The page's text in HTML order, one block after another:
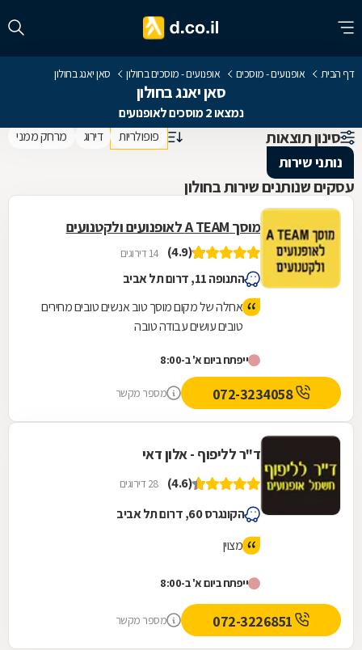
דף הבית אופנועים - מוסכים אופנועים - מוסכים בחולון סאן יאנג בחולון
סאן יאנג בחולון
נמצאו 2 מוסכים לאופנועים
סינון תוצאות פופולריות דירוג מרחק ממני
נותני שירות
עסקים שנותנים שירות בחולון
מוסך A TEAM לאופנועים ולקטנועים
(4.9) 14 דירוגים
התנופה 11, דרום תל אביב
אחלה של מקום מוסך טוב אנשים טובים מחירים
טובים עושים עבודה טובה
ייפתח ביום א' ב-8:00
072-3234058 מספר מקשר
ד"ר לליפוף - אלון דאי
(4.6) 28 דירוגים
הקונגרס 60, דרום תל אביב
מצוין
ייפתח ביום א' ב-8:00
מספר מקשר